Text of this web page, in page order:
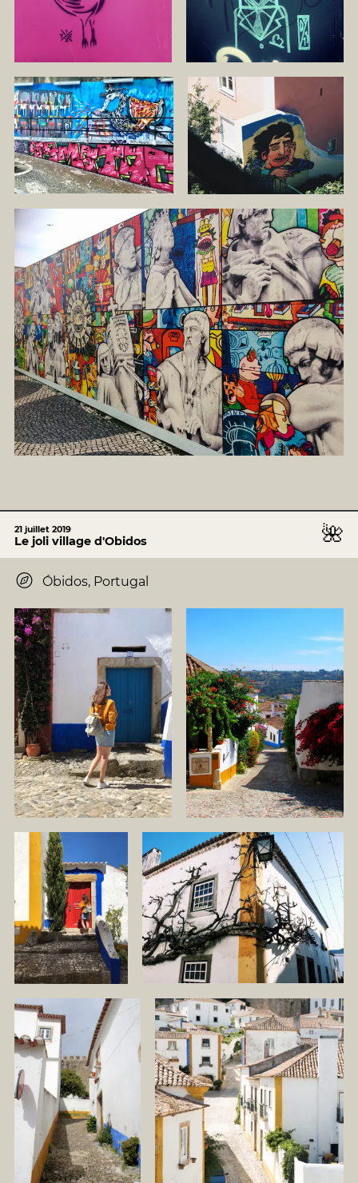
21 juillet 2019
Le joli village d'Obidos 🌺
Óbidos, Portugal